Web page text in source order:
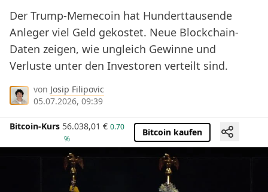
Der Trump-Memecoin hat Hunderttausende
Anleger viel Geld gekostet. Neue Blockchain-
Daten zeigen, wie ungleich Gewinne und
Verluste unter den Investoren verteilt sind.
von Josip Filipovic
05.07.2026, 09:39
Bitcoin-Kurs 56.038,01 € 0.70
%
Bitcoin kaufen